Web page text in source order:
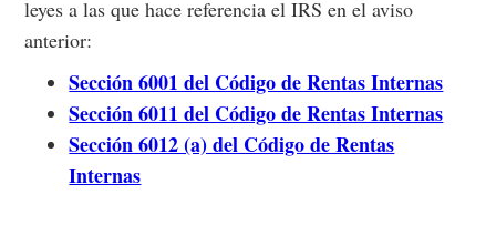
leyes a las que hace referencia el IRS en el aviso
anterior:
Sección 6001 del Código de Rentas Internas
Sección 6011 del Código de Rentas Internas
Sección 6012 (a) del Código de Rentas
Internas